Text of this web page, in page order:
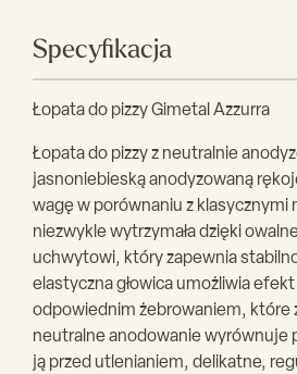
Specyfikacja
Łopata do pizzy Gimetal Azzurra
Łopata do pizzy z neutralnie
jasnoniebieską anodyzowaną
wagę w porównaniu z klasycznymi
niezwykle wytrzymała dzięki
uchwytowi, który zapewnia
elastyczna głowica umożliwia
odpowiednim żebrowaniem, które
neutralne anodowanie wyrównuje
ją przed utlenianiem, delikatne,